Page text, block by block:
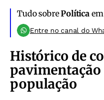
Tudo sobrePolíticaem
Entre no canal do
Histórico de
pavimentação
população